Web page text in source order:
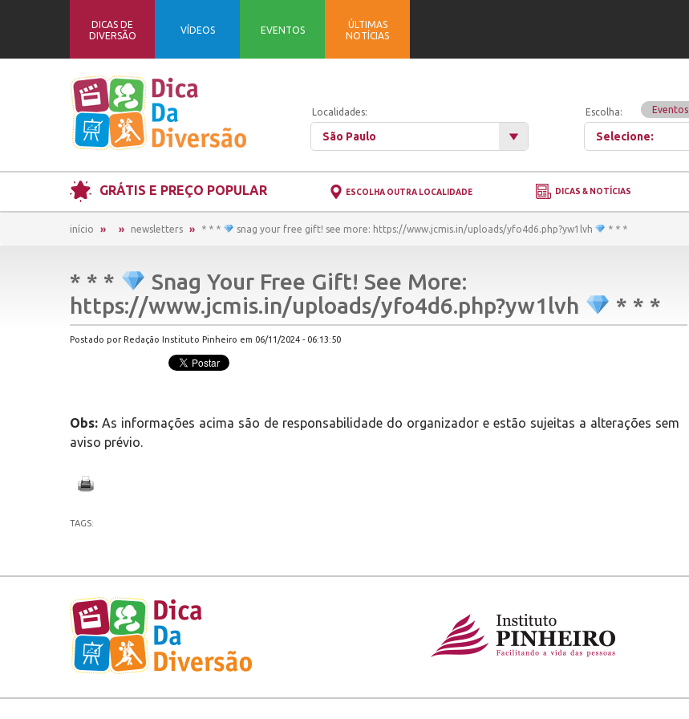
DICAS DE
DIVERSÃO
VÍDEOS EVENTOS
ÚLTIMAS
NOTÍCIAS
Localidades:
São Paulo
Escolha: Eventos
Selecione:
GRÁTIS E PREÇO POPULAR ESCOLHA OUTRA LOCALIDADE DICAS & NOTÍCIAS
início newsletters * * * snag your free gift! see more: https://www.jcmis.in/uploads/yfo4d6.php?yw1lvh * * *
* * *
Snag Your Free Gift! See More:
https://www.jcmis.in/uploads/yfo4d6.php?yw1lvh
* * *
Postado por Redação Instituto Pinheiro em 06/11/2024 - 06:13:50
Obs: As informações acima são de responsabilidade do organizador e estão sujeitas a alterações sem
aviso prévio.
TAGS: